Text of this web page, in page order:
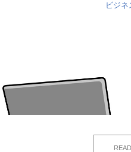
ビジネ